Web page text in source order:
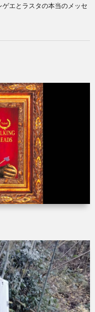
エとラスタの本当のメッセ